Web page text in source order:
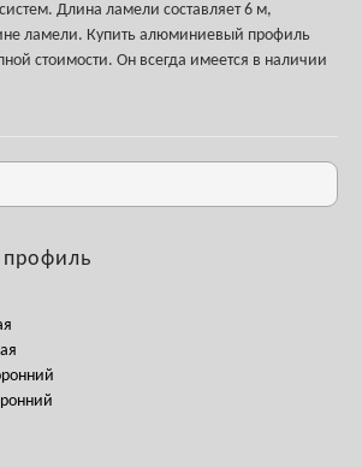
Длина ламели составляет 6 м,
ламели. Купить алюминиевый профиль
стоимости. Он всегда имеется в наличии